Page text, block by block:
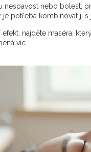
nespavost nebo bolest,
potřeba kombinovat ji s
najděte maséra,
víc.